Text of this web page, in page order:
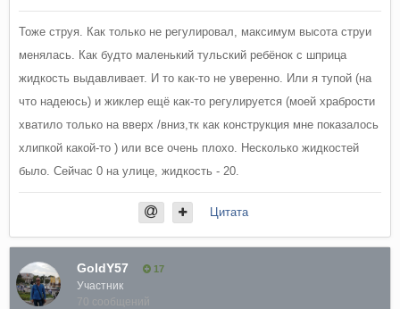
Тоже струя. Как только не регулировал, максимум высота струи
менялась. Как будто маленький тульский ребёнок с шприца
жидкость выдавливает. И то как-то не уверенно. Или я тупой (на
что надеюсь) и жиклер ещё как-то регулируется (моей храбрости
хватило только на вверх /вниз,тк как конструкция мне показалось
хлипкой какой-то ) или все очень плохо. Несколько жидкостей
было. Сейчас 0 на улице, жидкость - 20.
Цитата
GoldY57 17
Участник
70 сообщений